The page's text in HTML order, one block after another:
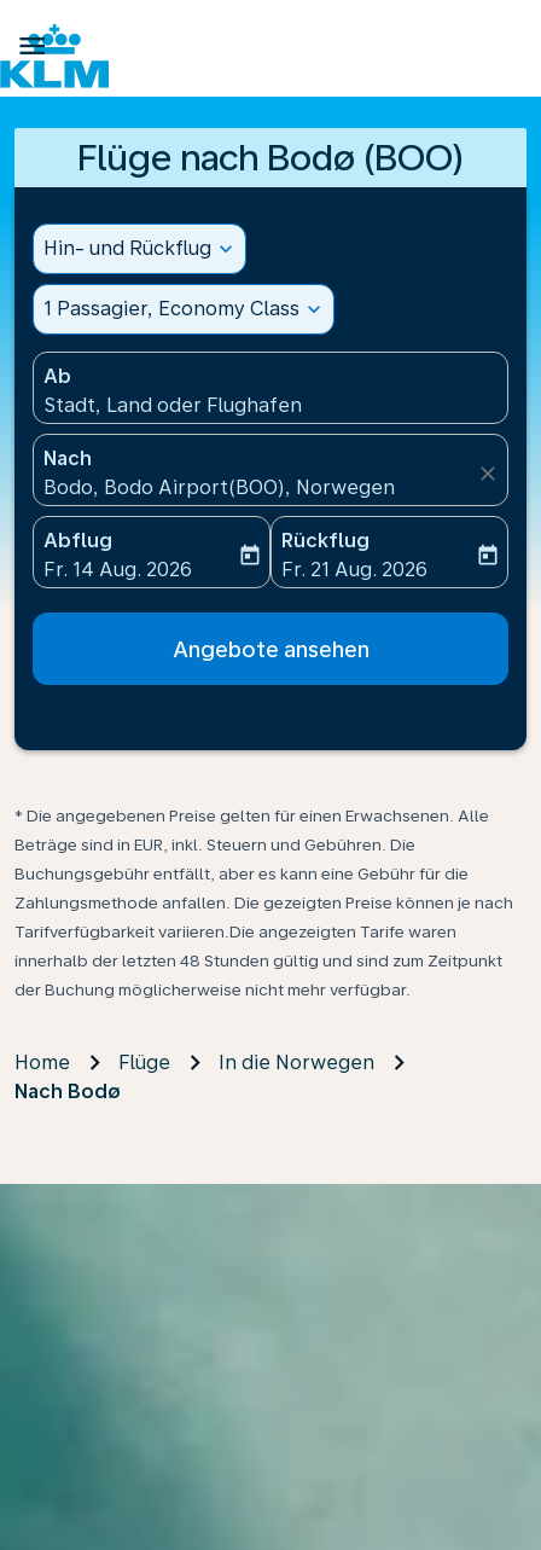

Flüge nach Bodø (BOO)
Hin- und Rückflug expand_more
1 Passagier, Economy Class expand_more
Ab
Stadt, Land oder Flughafen
Nach
Bodo, Bodo Airport(BOO), Norwegen
close
Abflug
fc-booking-departure-date-aria-label
Fr. 14 Aug. 2026
today
Rückflug
fc-booking-return-date-
Fr. 21 Aug. 2026
today
Angebote ansehen
* Die angegebenen Preise gelten für einen Erwachsenen. Alle
Beträge sind in EUR, inkl. Steuern und Gebühren. Die
Buchungsgebühr entfällt, aber es kann eine Gebühr für die
Zahlungsmethode anfallen. Die gezeigten Preise können je nach
Tarifverfügbarkeit variieren.Die angezeigten Tarife waren
innerhalb der letzten 48 Stunden gültig und sind zum Zeitpunkt
der Buchung möglicherweise nicht mehr verfügbar.
Home Flüge
In die Norwegen
Nach Bodø